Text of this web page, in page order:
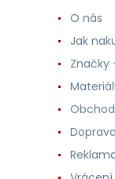
O nás
Jak
Značky